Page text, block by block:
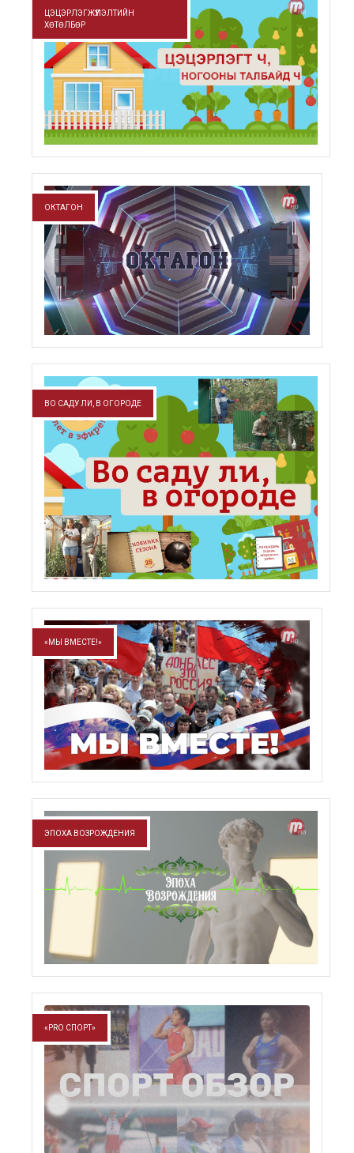
ЦЭЦЭРЛЭГЖҮҮЛЭЛТИЙН
ХӨТӨЛБӨР
ОКТАГОН
ВО САДУ ЛИ, В ОГОРОДЕ
«МЫ ВМЕСТЕ!»
ЭПОХА ВОЗРОЖДЕНИЯ
«PRO СПОРТ»